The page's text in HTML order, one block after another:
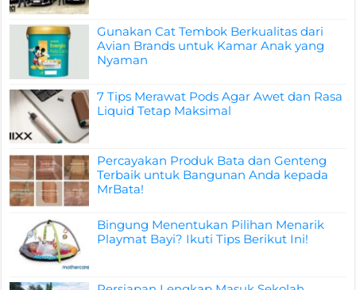
Gunakan Cat Tembok Berkualitas dari
Avian Brands untuk Kamar Anak yang
Nyaman
7 Tips Merawat Pods Agar Awet dan Rasa
Liquid Tetap Maksimal
Percayakan Produk Bata dan Genteng
Terbaik untuk Bangunan Anda kepada
MrBata!
Bingung Menentukan Pilihan Menarik
Playmat Bayi? Ikuti Tips Berikut Ini!